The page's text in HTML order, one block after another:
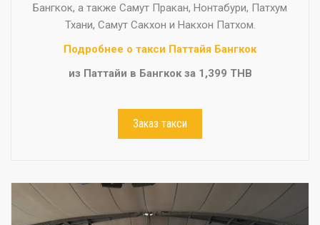
Бангкок, а также Самут Пракан, Нонтабури, Патхум
Тхани, Самут Сакхон и Накхон Патхом.
Подробнее о такси Паттайя Бангкок
из Паттайи в Бангкок за 1,399 THB
Заказ такси